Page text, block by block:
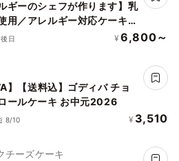
ギーのシェフが作ります】乳
用／アレルギー対応ケーキ／
トケーキ4号（12cm）ヴィ
日 ¥ 6,800～
】【送料込】ゴディバ チョ
ールケーキ お中元2026
8/10 ¥ 3,510
チーズケーキ